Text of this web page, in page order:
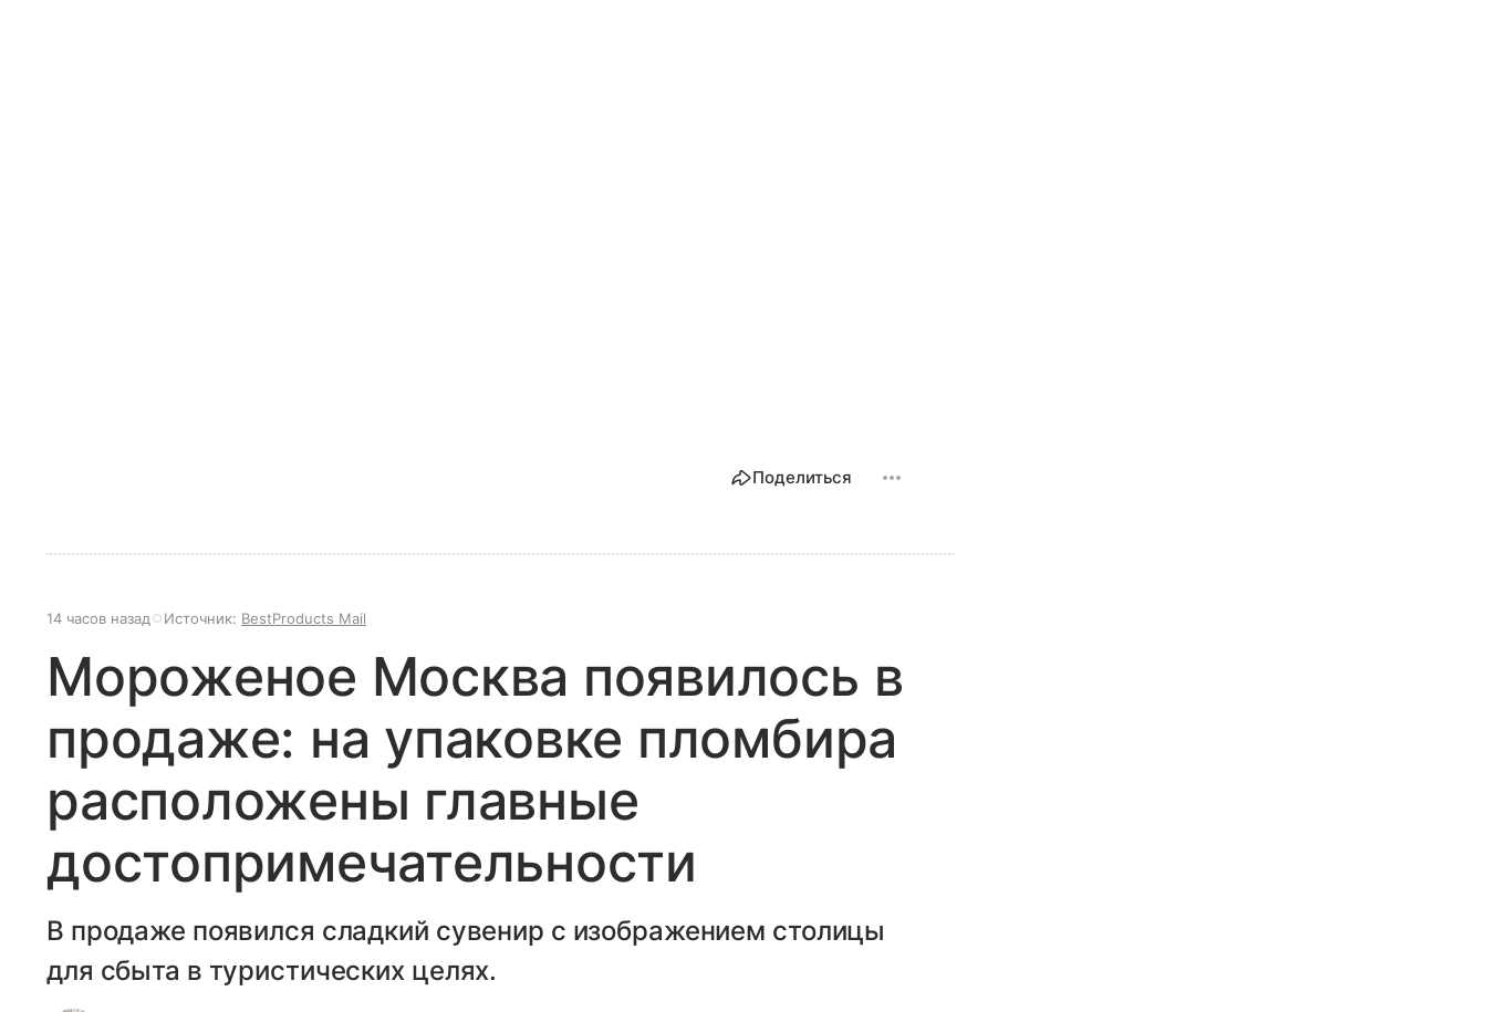
Поделиться
14 часов назад Источник: BestProducts Mail
Мороженое Москва появилось в
продаже: на упаковке пломбира
расположены главные
достопримечательности
В продаже появился сладкий сувенир с изображением столицы
для сбыта в туристических целях.